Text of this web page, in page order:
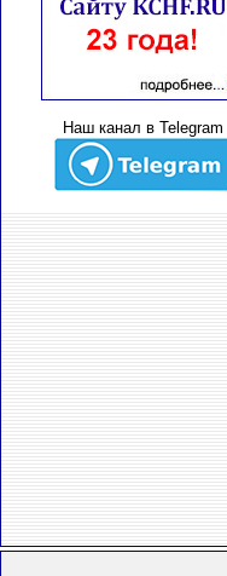
Наш канал в Telegram